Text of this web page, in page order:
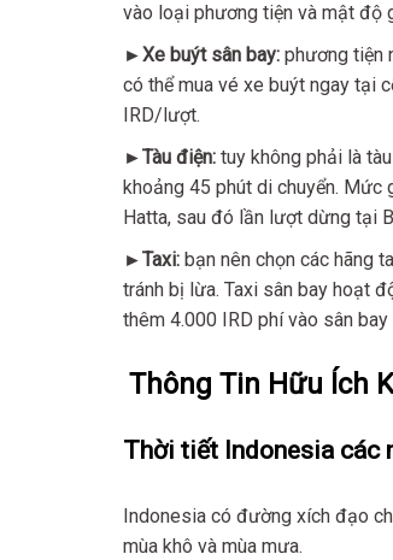
vào loại phương tiện và mật độ
►Xe buýt sân bay: phương tiện
có thể mua vé xe buýt ngay tại
IRD/lượt.
►Tàu điện: tuy không phải là
khoảng 45 phút di chuyển.
Hatta, sau đó lần lượt dừng tại
►Taxi: bạn nên chọn các hãng
tránh bị lừa. Taxi sân bay hoạt
thêm 4.000 IRD phí vào sân
Thông Tin Hữu Ích
Thời tiết Indonesia các
Indonesia có đường xích đạo
mùa khô và mùa mưa.